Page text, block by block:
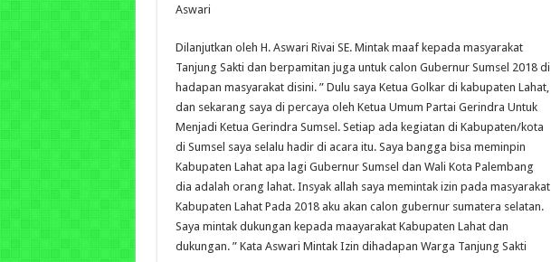
Aswari
Dilanjutkan oleh H. Aswari Rivai SE. Mintak maaf kepada masyarakat
Tanjung Sakti dan berpamitan juga untuk calon Gubernur Sumsel 2018 di
hadapan masyarakat disini. ” Dulu saya Ketua Golkar di kabupaten Lahat,
dan sekarang saya di percaya oleh Ketua Umum Partai Gerindra Untuk
Menjadi Ketua Gerindra Sumsel. Setiap ada kegiatan di Kabupaten/kota
di Sumsel saya selalu hadir di acara itu. Saya bangga bisa meminpin
Kabupaten Lahat apa lagi Gubernur Sumsel dan Wali Kota Palembang
dia adalah orang lahat. Insyak allah saya memintak izin pada masyarakat
Kabupaten Lahat Pada 2018 aku akan calon gubernur sumatera selatan.
Saya mintak dukungan kepada maayarakat Kabupaten Lahat dan
dukungan. ” Kata Aswari Mintak Izin dihadapan Warga Tanjung Sakti